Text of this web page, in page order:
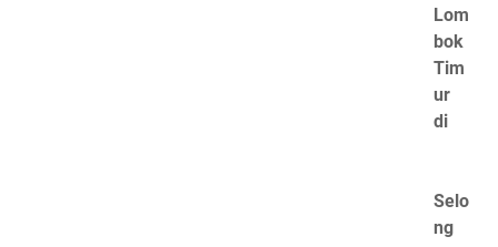
Lom
bok
Tim
ur
di
Selo
ng